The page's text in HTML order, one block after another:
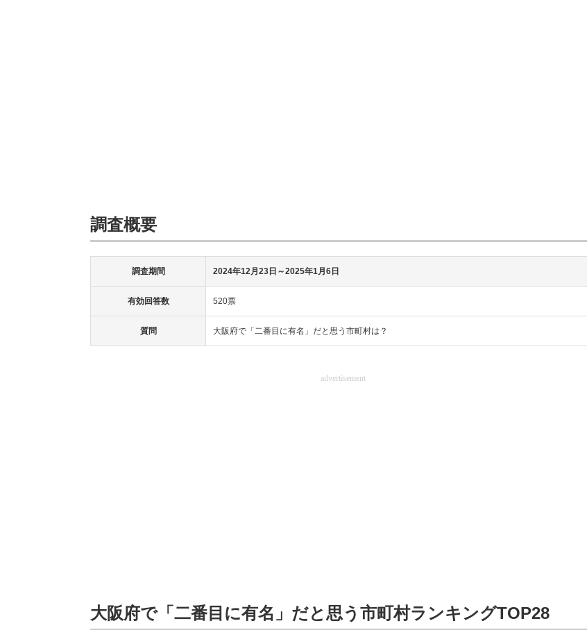
調査概要
調査期間 2024年12月23日～2025年1月6日
有効回答数 520票
質問 大阪府で「二番目に有名」だと思う市町村は？
advertisement
大阪府で「二番目に有名」だと思う市町村ランキングTOP28